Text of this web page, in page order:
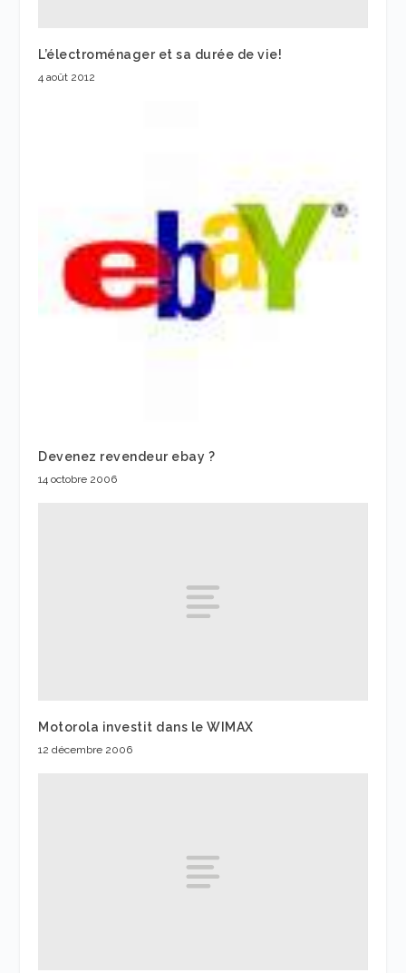
L’électroménager et sa durée de vie!
4 août 2012
Devenez revendeur ebay ?
14 octobre 2006
Motorola investit dans le WIMAX
12 décembre 2006